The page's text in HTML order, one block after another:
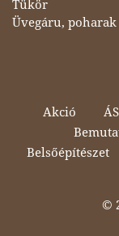
Tükör
Üvegáru, poharak
Akció
Belsőépítészet
©